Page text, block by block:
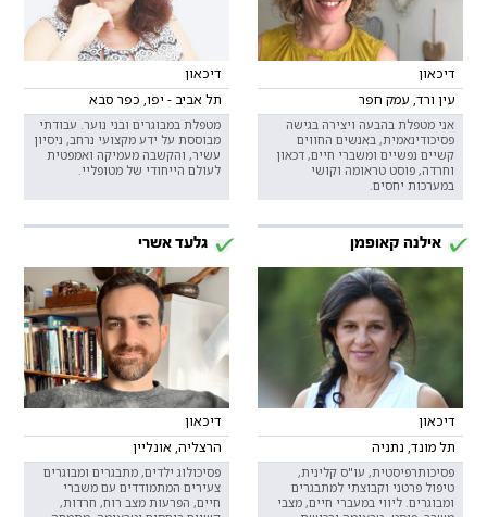
דיכאון
עין ורד, עמק חפר
אני מטפלת בהבעה ויצירה בגישה
פסיכודינאמית, באנשים החווים
קשיים נפשיים ומשברי חיים, דכאון
וחרדה, פוסט טראומה וקושי
במערכות יחסים.
דיכאון
תל אביב - יפו, כפר סבא
מטפלת במבוגרים ובני נוער. עבודתי
מבוססת על ידע מקצועי נרחב, ניסיון
עשיר, והקשבה מעמיקה ואמפטית
לעולם הייחודי של מטופליי.
אילנה קאופמן
דיכאון
תל מונד, נתניה
פסיכותרפיסטית, עו"ס קלינית,
טיפול פרטני וקבוצתי למתבגרים
ומבוגרים. ליווי במעברי חיים, מצבי
גלעד אשרי
דיכאון
הרצליה, אונליין
פסיכולוג ילדים, מתבגרים ומבוגרים
צעירים המתמודדים עם משברי
חיים, הפרעות מצב רוח, חרדות,